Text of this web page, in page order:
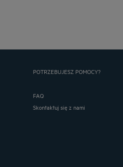
POTRZEBUJESZ POMOCY?
FAQ
Skontaktuj się z nami